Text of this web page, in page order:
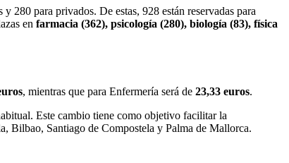
280 para privados. De estas, 928 están reservadas para
en farmacia (362), psicología (280), biología (83), física
, mientras que para Enfermería será de 23,33 euros.
Este cambio tiene como objetivo facilitar la
Bilbao, Santiago de Compostela y Palma de Mallorca.